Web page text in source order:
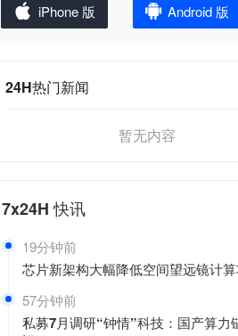
iPhone 版 Android 版
24H热门新闻
暂无内容
7x24H快讯
19分钟前
芯片新架构大幅降低空间望远镜计
57分钟前
私募7月调研“钟情”科技：国产算力